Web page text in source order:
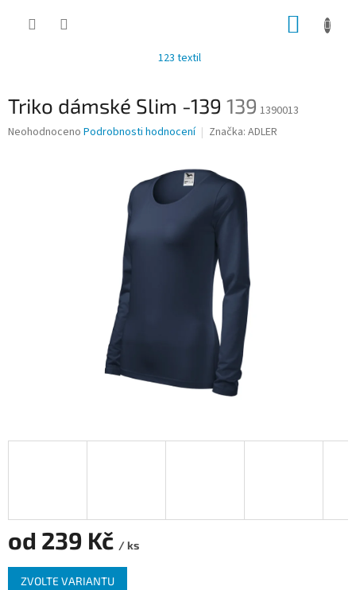
123 textil
Triko dámské Slim -139 139 1390013
Průměrné
Neohodnoceno Podrobnosti hodnocení Značka: ADLER
od 239 Kč / ks
Měrná
cena:
ZVOLTE VARIANTU